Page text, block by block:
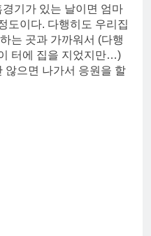
기가 있는 날이면 엄마
도이다. 다행히도 우리집
는 곳과 가까워서 (다행
터에 집을 지었지만…)
않으면 나가서 응원을 할